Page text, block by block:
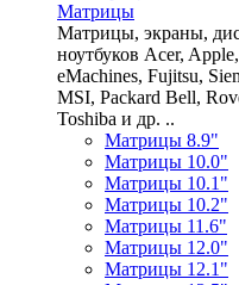
Матрицы
Матрицы, экраны,
ноутбуков Acer,
eMachines, Fujitsu,
MSI, Packard Bell,
Toshiba и др. ..
Матрицы 8.9"
Матрицы 10.0"
Матрицы 10.1"
Матрицы 10.2"
Матрицы 11.6"
Матрицы 12.0"
Матрицы 12.1"